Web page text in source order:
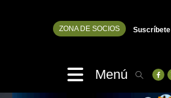
ZONA DE SOCIOS Suscríbete
Menú